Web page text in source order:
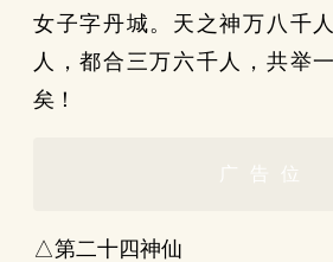
女子字丹城。天之神万八千
人，都合三万六千人，共举
矣！
广告位
△第二十四神仙